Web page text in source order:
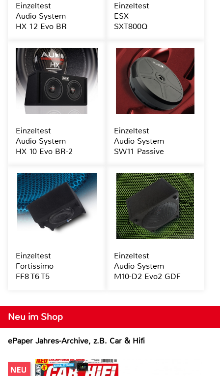
Neu im Shop
ePaper Jahres-Archive, z.B. Car & Hifi
Einzeltest
Audio System
HX 12 Evo BR
Einzeltest
ESX
SXT800Q
Einzeltest
Audio System
HX 10 Evo BR-2
Einzeltest
Audio System
SW11 Passive
Einzeltest
Fortissimo
FF8 T6 T5
Einzeltest
Audio System
M10-D2 Evo2 GDF